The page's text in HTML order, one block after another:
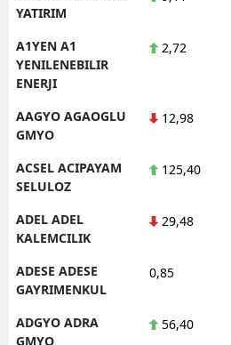
YATIRIM
A1YEN A1
YENILENEBILIR
ENERJI
2,72
AAGYO AGAOGLU
GMYO
12,98
ACSEL ACIPAYAM
SELULOZ
125,40
ADEL ADEL
KALEMCILIK
29,48
ADESE ADESE
GAYRIMENKUL
0,85
ADGYO ADRA
GMYO
56,40